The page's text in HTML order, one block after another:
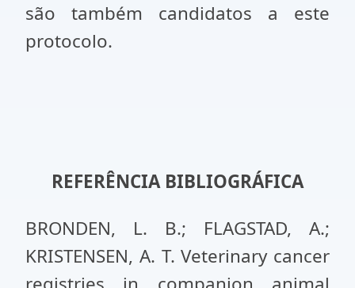
são também candidatos a este
protocolo.
REFERÊNCIA BIBLIOGRÁFICA
BRONDEN, L. B.; FLAGSTAD, A.;
KRISTENSEN, A. T. Veterinary cancer